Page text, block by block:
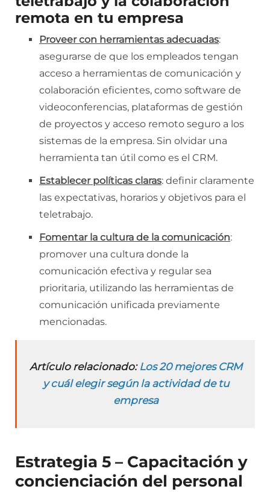
remota en tu empresa
Proveer con herramientas adecuadas:
asegurarse de que los empleados tengan
acceso a herramientas de comunicación y
colaboración eficientes, como software de
videoconferencias, plataformas de gestión
de proyectos y acceso remoto seguro a los
sistemas de la empresa. Sin olvidar una
herramienta tan útil como es el CRM.
Establecer políticas claras: definir claramente
las expectativas, horarios y objetivos para el
teletrabajo.
Fomentar la cultura de la comunicación:
promover una cultura donde la
comunicación efectiva y regular sea
prioritaria, utilizando las herramientas de
comunicación unificada previamente
mencionadas.
Artículo relacionado: Los 20 mejores CRM
y cuál elegir según la actividad de tu
empresa
Estrategia 5 – Capacitación y
concienciación del personal